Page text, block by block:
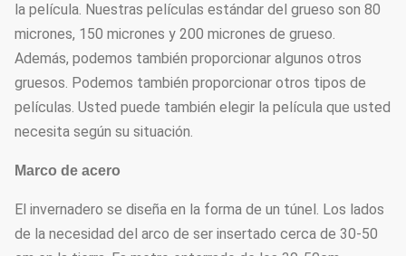
Micro-regadera
Cama del
almácigo
Cama sembrada
movible
Opcional
la película. Nuestras películas estándar del grueso son 80
micrones, 150 micrones y 200 micrones de grueso.
Además, podemos también proporcionar algunos otros
gruesos. Podemos también proporcionar otros tipos de
películas. Usted puede también elegir la película que usted
necesita según su situación.
Marco de acero
El invernadero se diseña en la forma de un túnel. Los lados
de la necesidad del arco de ser insertado cerca de 30-50